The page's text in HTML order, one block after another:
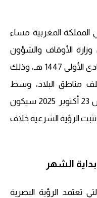
المملكة المغربية مساء
22 أكتوبر 2025 إعلان وزارة الأوقاف والشؤون
الإسلامية عن موعد فاتح شهر جمادى الأولى 1447 هـ، وذلك
مناطق البلاد، وسط
توقعات فلكية تُشير إلى أن الخميس 23 أكتوبر 2025 سيكون
الرؤية الشرعية خلاف
الشهر
تعتمد الرؤية البصرية